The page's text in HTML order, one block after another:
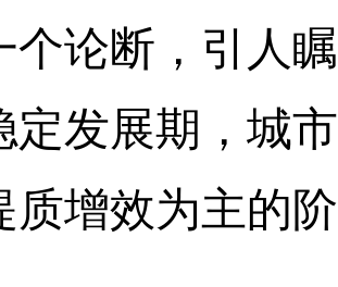
个论断，引人
定发展期，城
质增效为主的